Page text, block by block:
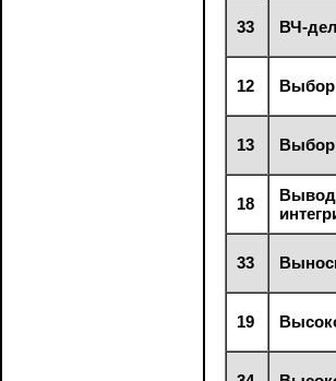
33 ВЧ-
12 Выбор
13 Выбор
18
Вывод
33
19